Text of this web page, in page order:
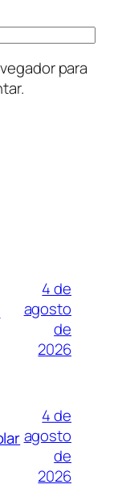
para
4 de
agosto
de
2026
4 de
agosto
de
2026